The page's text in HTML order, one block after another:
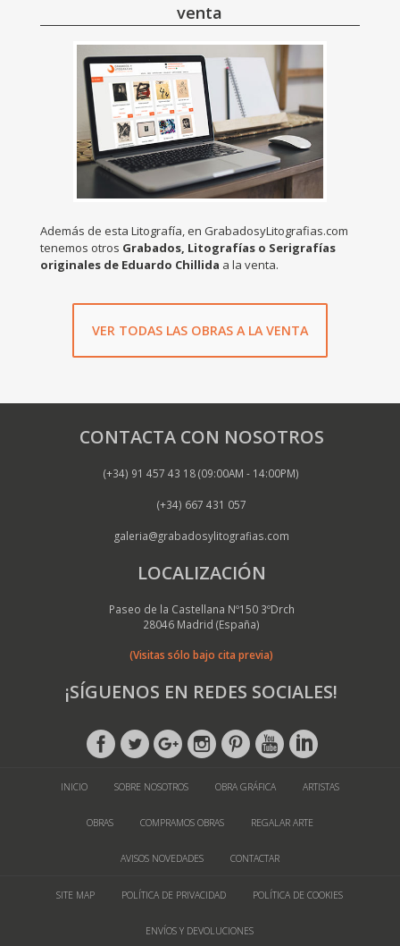
venta
Además de esta Litografía, en GrabadosyLitografias.com
tenemos otros Grabados, Litografías o Serigrafías
originales de Eduardo Chillida a la venta.
VER TODAS LAS OBRAS A LA VENTA
CONTACTA CON NOSOTROS
(+34) 91 457 43 18 (09:00AM - 14:00PM)
(+34) 667 431 057
galeria@grabadosylitografias.com
LOCALIZACIÓN
Paseo de la Castellana Nº150 3ºDrch
28046 Madrid (España)
(Visitas sólo bajo cita previa)
¡SÍGUENOS EN REDES SOCIALES!
INICIO SOBRE NOSOTROS OBRA GRÁFICA ARTISTAS
OBRAS COMPRAMOS OBRAS REGALAR ARTE
AVISOS NOVEDADES CONTACTAR
SITE MAP POLÍTICA DE PRIVACIDAD POLÍTICA DE COOKIES
ENVÍOS Y DEVOLUCIONES